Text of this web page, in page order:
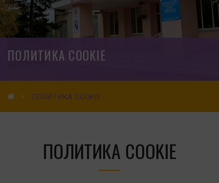
ПОЛИТИКА COOKIE
ПОЛИТИКА COOKIE
ПОЛИТИКА COOKIE